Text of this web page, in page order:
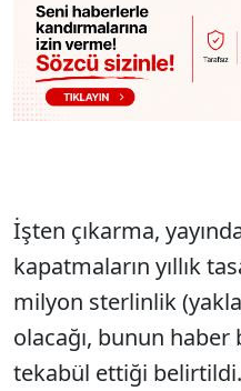
İşten çıkarma,
kapatmaların yıllık
milyon sterlinlik
olacağı, bunun
tekabül ettiği belirtildi.